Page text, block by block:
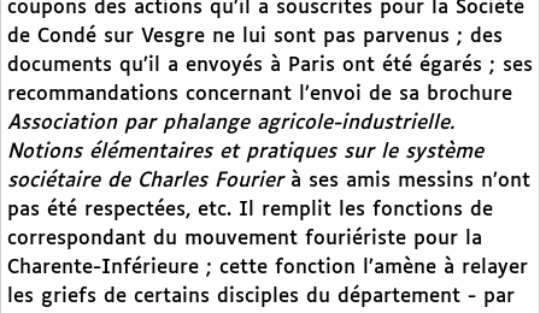
coupons des actions qu’il a souscrites pour la Société
de Condé sur Vesgre ne lui sont pas parvenus ; des
documents qu’il a envoyés à Paris ont été égarés ; ses
recommandations concernant l’envoi de sa brochure
Association par phalange agricole-industrielle.
Notions élémentaires et pratiques sur le système
sociétaire de Charles Fourierà ses amis messins n’ont
pas été respectées, etc. Il remplit les fonctions de
correspondant du mouvement fouriériste pour la
Charente-Inférieure ; cette fonction l’amène à relayer
les griefs de certains disciples du département - par